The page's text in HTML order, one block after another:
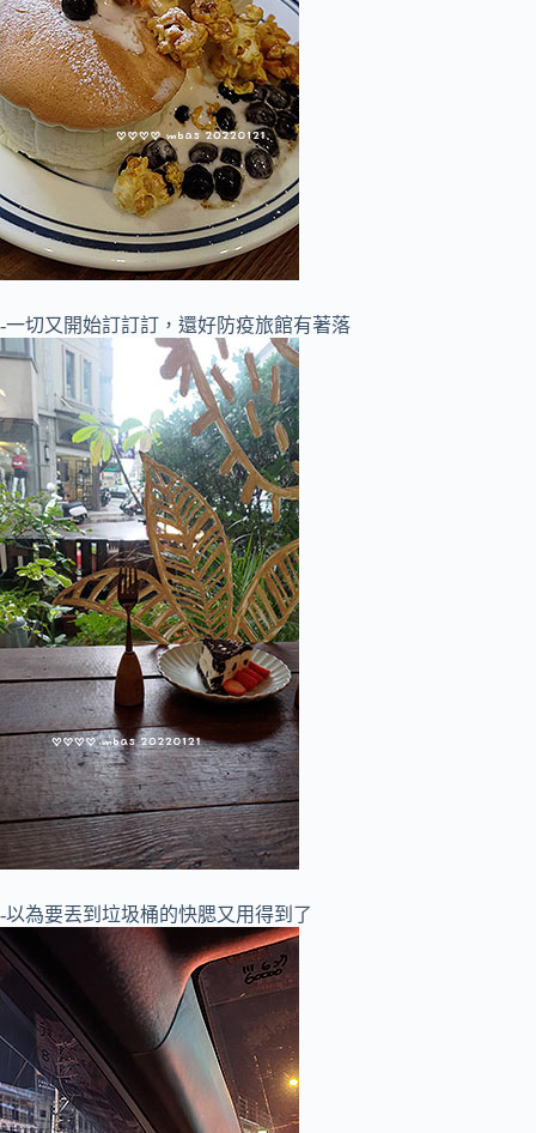
-一切又開始訂訂訂，還好防疫旅館有著落
-以為要丟到垃圾桶的快腮又用得到了